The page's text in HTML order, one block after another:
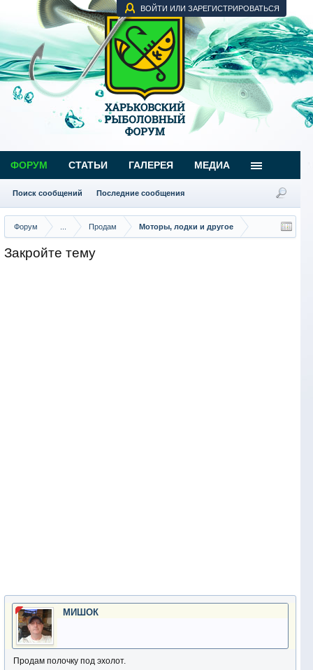
ВОЙТИ ИЛИ ЗАРЕГИСТРИРОВАТЬСЯ
Форум Продам Моторы, лодки и другое
Закройте тему
МИШОК
Продам полочку под эхолот.
ФОРУМ
Поиск сообщений Последние сообщения
СТАТЬИ ГАЛЕРЕЯ МЕДИА